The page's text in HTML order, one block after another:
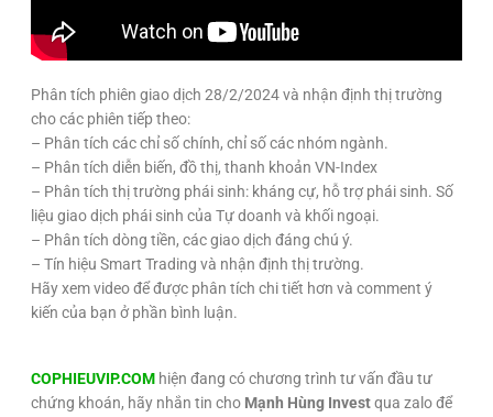
Phân tích phiên giao dịch 28/2/2024 và nhận định thị trường
cho các phiên tiếp theo:
– Phân tích các chỉ số chính, chỉ số các nhóm ngành.
– Phân tích diễn biến, đồ thị, thanh khoản VN-Index
– Phân tích thị trường phái sinh: kháng cự, hỗ trợ phái sinh. Số
liệu giao dịch phái sinh của Tự doanh và khối ngoại.
– Phân tích dòng tiền, các giao dịch đáng chú ý.
– Tín hiệu Smart Trading và nhận định thị trường.
Hãy xem video để được phân tích chi tiết hơn và comment ý
kiến của bạn ở phần bình luận.
COPHIEUVIP.COM hiện đang có chương trình tư vấn đầu tư
chứng khoán, hãy nhắn tin cho Mạnh Hùng Investqua zalo để